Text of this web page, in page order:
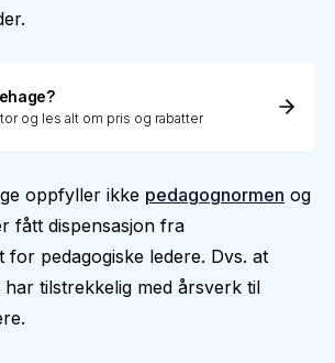
og les alt om pris og rabatter
oppfyller ikke pedagognormen og
fått dispensasjon fra
for pedagogiske ledere. Dvs. at
tilstrekkelig med årsverk til